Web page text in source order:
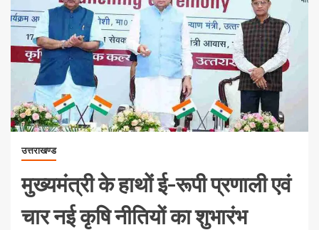
उत्तराखण्ड
मुख्यमंत्री के हाथों ई-रूपी प्रणाली एवं
चार नई कृषि नीतियों का शुभारंभ